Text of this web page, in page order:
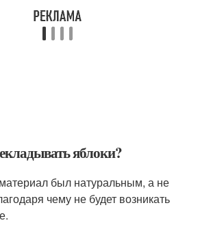
яблоки?
был натуральным, а не
чему не будет возникать